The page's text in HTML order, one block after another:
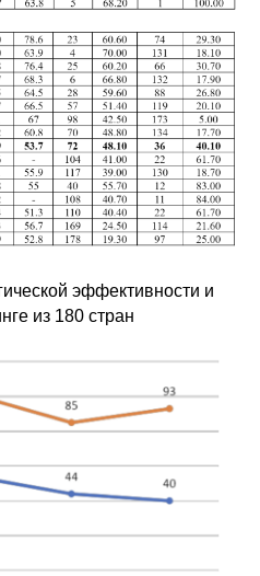
эффективности и
из 180 стран